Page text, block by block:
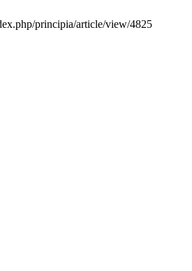
principia/article/view/4825